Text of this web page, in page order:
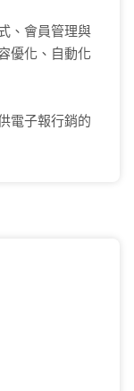
、會員管理與
優化、自動化
電子報行銷的